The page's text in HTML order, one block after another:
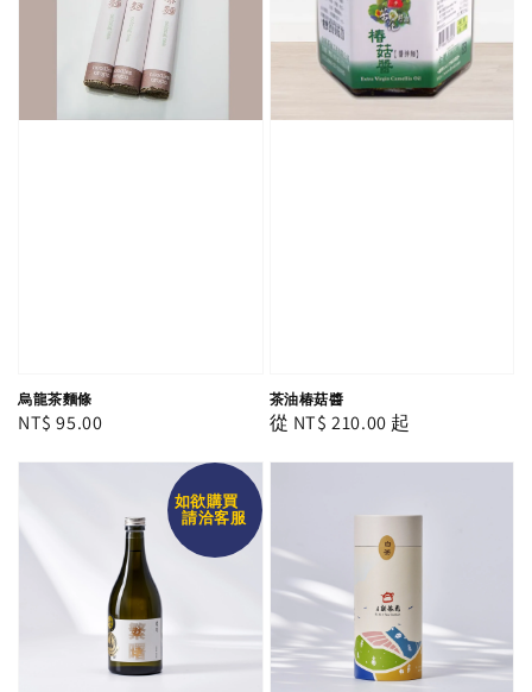
烏龍茶麵條
Regular
NT$ 95.00
茶油椿菇醬
Regular
從 NT$ 210.00 起
如欲購買
請洽客服